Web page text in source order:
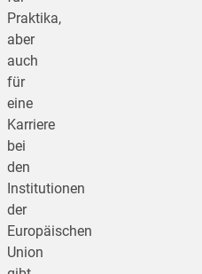
Praktika,
aber
auch
für
eine
Karriere
bei
den
Institutionen
der
Europäischen
Union